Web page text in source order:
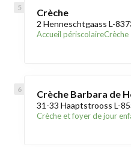
Crèche
2 Henneschtgaass L-
Accueil périscolaire
Crèche Barbara de
31-33 Haaptstrooss L-
Crèche et foyer de jour